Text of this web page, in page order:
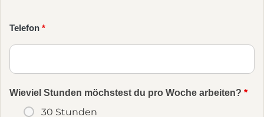
Telefon *
Wieviel Stunden möchstest du pro Woche arbeiten? *
30 Stunden